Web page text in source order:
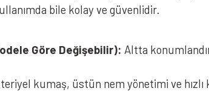
bile kolay ve güvenlidir.
Göre Değişebilir): Altta
kumaş, üstün nem yönetimi ve